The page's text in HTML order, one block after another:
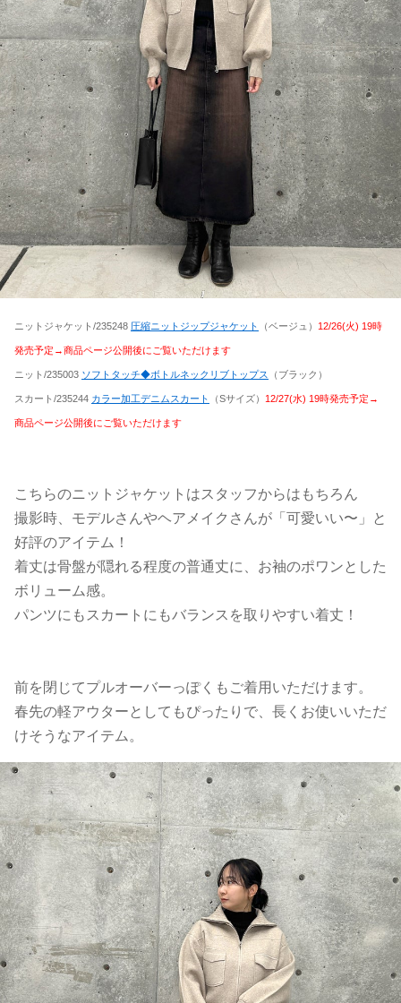
ニットジャケット/235248 圧縮ニットジップジャケット （ベージュ） 12/26(火) 19時
発売予定→商品ページ公開後にご覧いただけます
ニット/235003 ソフトタッチ◆ボトルネックリブトップス （ブラック）
スカート/235244 カラー加工デニムスカート （Sサイズ） 12/27(水) 19時発売予定→
商品ページ公開後にご覧いただけます
こちらのニットジャケットはスタッフからはもちろん
撮影時、モデルさんやヘアメイクさんが「可愛いい〜」と
好評のアイテム！
着丈は骨盤が隠れる程度の普通丈に、お袖のポワンとした
ボリューム感。
パンツにもスカートにもバランスを取りやすい着丈！
前を閉じてプルオーバーっぽくもご着用いただけます。
春先の軽アウターとしてもぴったりで、長くお使いいただ
けそうなアイテム。